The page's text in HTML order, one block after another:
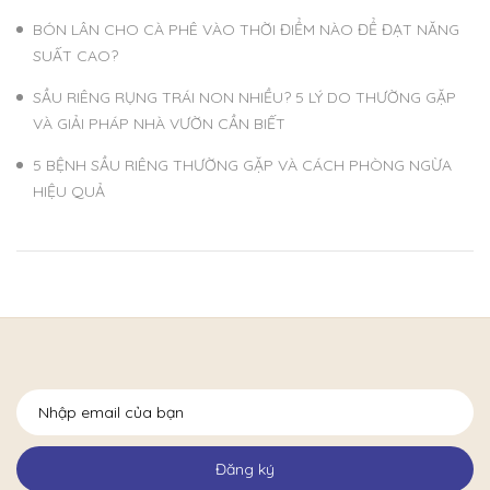
BÓN LÂN CHO CÀ PHÊ VÀO THỜI ĐIỂM NÀO ĐỂ ĐẠT NĂNG
SUẤT CAO?
SẦU RIÊNG RỤNG TRÁI NON NHIỀU? 5 LÝ DO THƯỜNG GẶP
VÀ GIẢI PHÁP NHÀ VƯỜN CẦN BIẾT
5 BỆNH SẦU RIÊNG THƯỜNG GẶP VÀ CÁCH PHÒNG NGỪA
HIỆU QUẢ
Đăng ký